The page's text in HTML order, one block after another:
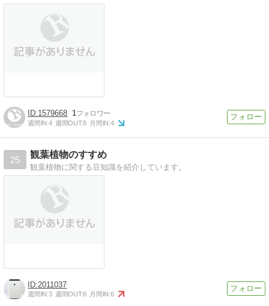
1579668 1
週間IN:4 週間OUT:8 月間IN:4
25
観葉植物のすすめ
観葉植物に関する豆知識を紹介しています。
2011037
週間IN:3 週間OUT:6 月間IN:6